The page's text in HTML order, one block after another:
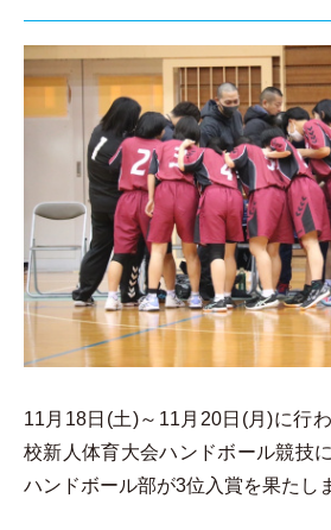
11月18日(土)～11月20日(月)に行
校新人体育大会ハンドボール競技
ハンドボール部が3位入賞を果たし